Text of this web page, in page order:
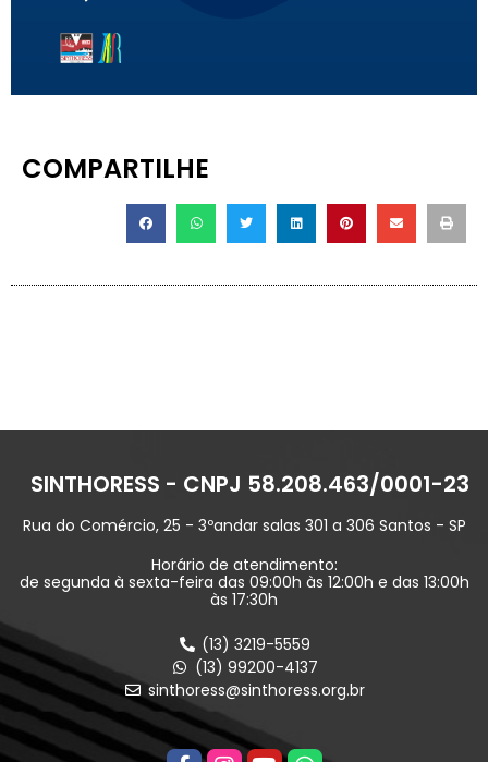
COMPARTILHE
SINTHORESS - CNPJ 58.208.463/0001-23
Rua do Comércio, 25 - 3ºandar salas 301 a 306 Santos - SP
Horário de atendimento:
de segunda à sexta-feira das 09:00h às 12:00h e das 13:00h
às 17:30h
(13) 3219-5559
(13) 99200-4137
sinthoress@sinthoress.org.br